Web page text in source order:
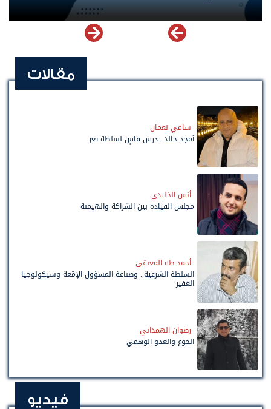
مقالات
سامي نعمان
أمجد خالد.. درس قاسٍ لسلطة تعز
أنس الخليدي
مجلس القيادة بين الشراكة والهيمنة
أحمد طه المعبقي
السلطة الشرعية.. وصناعة المسؤول الإمّعة وسيكولوجيا
الغفير
رضوان الهمداني
الجوع والعدو الوهمي
فيديو